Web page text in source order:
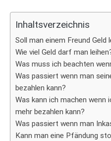
Inhaltsverzeichnis
Soll man einem Freund Geld
Wie viel Geld darf man
Was muss ich beachten
Was passiert wenn man
bezahlen kann?
Was kann ich machen wenn
mehr bezahlen kann?
Was passiert wenn man
Kann man eine Pfändung